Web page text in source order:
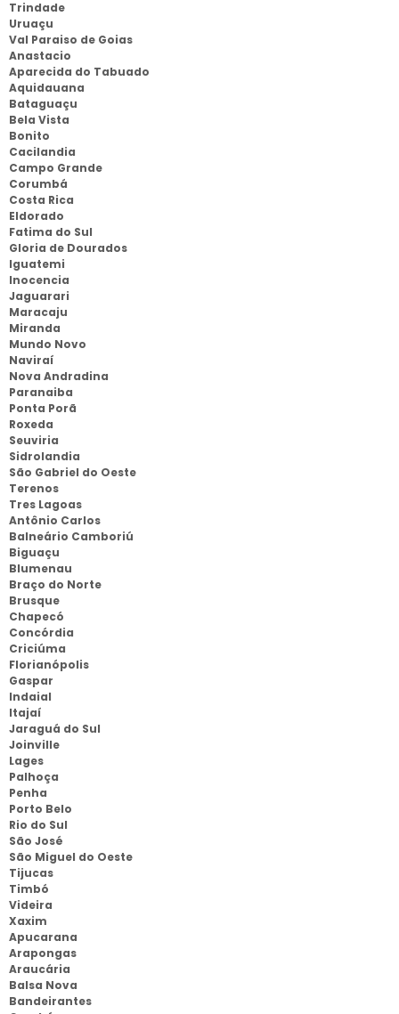
Trindade
Uruaçu
Val Paraiso de Goias
Anastacio
Aparecida do Tabuado
Aquidauana
Bataguaçu
Bela Vista
Bonito
Cacilandia
Campo Grande
Corumbá
Costa Rica
Eldorado
Fatima do Sul
Gloria de Dourados
Iguatemi
Inocencia
Jaguarari
Maracaju
Miranda
Mundo Novo
Naviraí
Nova Andradina
Paranaiba
Ponta Porã
Roxeda
Seuviria
Sidrolandia
São Gabriel do Oeste
Terenos
Tres Lagoas
Antônio Carlos
Balneário Camboriú
Biguaçu
Blumenau
Braço do Norte
Brusque
Chapecó
Concórdia
Criciúma
Florianópolis
Gaspar
Indaial
Itajaí
Jaraguá do Sul
Joinville
Lages
Palhoça
Penha
Porto Belo
Rio do Sul
São José
São Miguel do Oeste
Tijucas
Timbó
Videira
Xaxim
Apucarana
Arapongas
Araucária
Balsa Nova
Bandeirantes